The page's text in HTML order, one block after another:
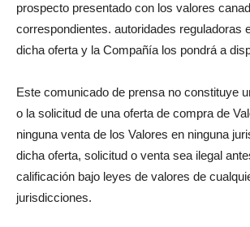
prospecto presentado con los valores
correspondientes. autoridades reguladoras
dicha oferta y la Compañía los pondrá a
Este comunicado de prensa no constituye
o la solicitud de una oferta de compra de
ninguna venta de los Valores en ninguna
dicha oferta, solicitud o venta sea ilegal
calificación bajo leyes de valores de
jurisdicciones.